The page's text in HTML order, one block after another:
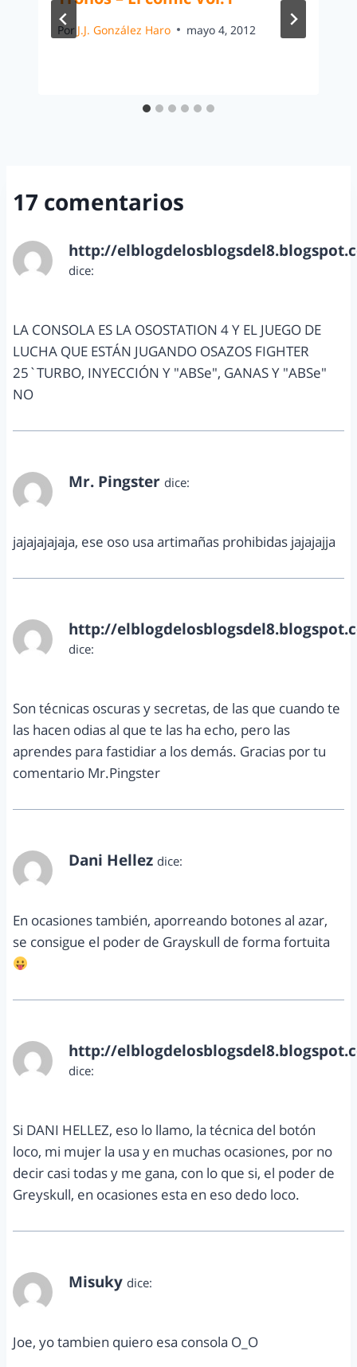
Por J.J. González Haro mayo 4, 2012
17 comentarios
http://
dice:
LA CONSOLA ES LA OSOSTATION 4 Y EL JUEGO DE
LUCHA QUE ESTÁN JUGANDO OSAZOS FIGHTER
25`TURBO, INYECCIÓN Y "ABSe", GANAS Y "ABSe"
NO
Mr. Pingster dice:
jajajajajaja, ese oso usa artimañas prohibidas jajajajja
http://
dice:
Son técnicas oscuras y secretas, de las que cuando te
las hacen odias al que te las ha echo, pero las
aprendes para fastidiar a los demás. Gracias por tu
comentario Mr.Pingster
Dani Hellez dice:
En ocasiones también, aporreando botones al azar,
se consigue el poder de Grayskull de forma fortuita
http://
dice:
Si DANI HELLEZ, eso lo llamo, la técnica del botón
loco, mi mujer la usa y en muchas ocasiones, por no
decir casi todas y me gana, con lo que si, el poder de
Greyskull, en ocasiones esta en eso dedo loco.
Misuky dice:
Joe, yo tambien quiero esa consola O_O